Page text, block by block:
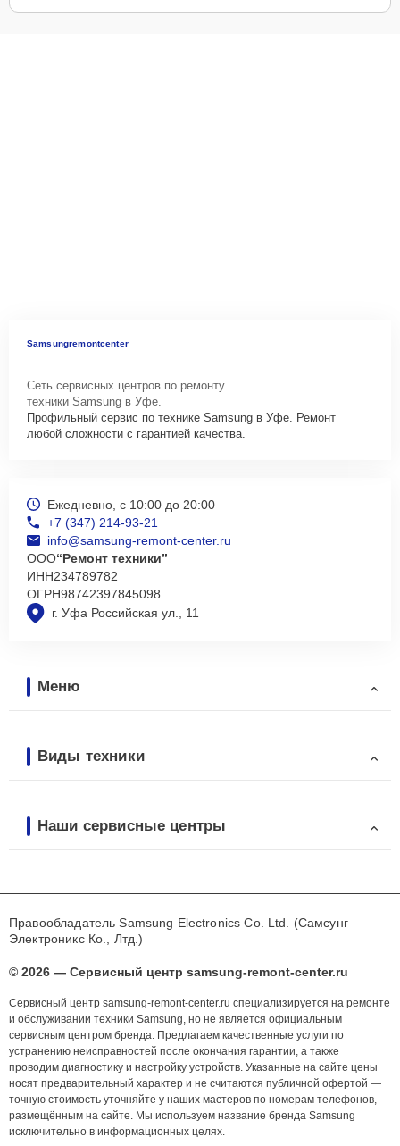
Samsungremontcenter
Сеть сервисных центров по ремонту
техники Samsung в Уфе.
Профильный сервис по технике Samsung в Уфе. Ремонт
любой сложности с гарантией качества.
г. Уфа Российская ул., 11
Ежедневно, с 10:00 до 20:00
+7 (347) 214-93-21
info@samsung-remont-center.ru
ООО“Ремонт техники”
ИНН234789782
ОГРН98742397845098
Меню
Виды техники
Наши сервисные центры
Правообладатель Samsung Electronics Co. Ltd. (Самсунг
Электроникс Ко., Лтд.)
© 2026 — Сервисный центр samsung-remont-center.ru
Сервисный центр samsung-remont-center.ru специализируется на ремонте
и обслуживании техники Samsung, но не является официальным
сервисным центром бренда. Предлагаем качественные услуги по
устранению неисправностей после окончания гарантии, а также
проводим диагностику и настройку устройств. Указанные на сайте цены
носят предварительный характер и не считаются публичной офертой —
точную стоимость уточняйте у наших мастеров по номерам телефонов,
размещённым на сайте. Мы используем название бренда Samsung
исключительно в информационных целях.